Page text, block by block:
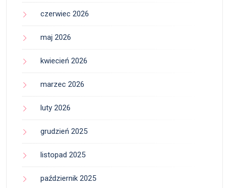
czerwiec 2026
maj 2026
kwiecień 2026
marzec 2026
luty 2026
grudzień 2025
listopad 2025
październik 2025